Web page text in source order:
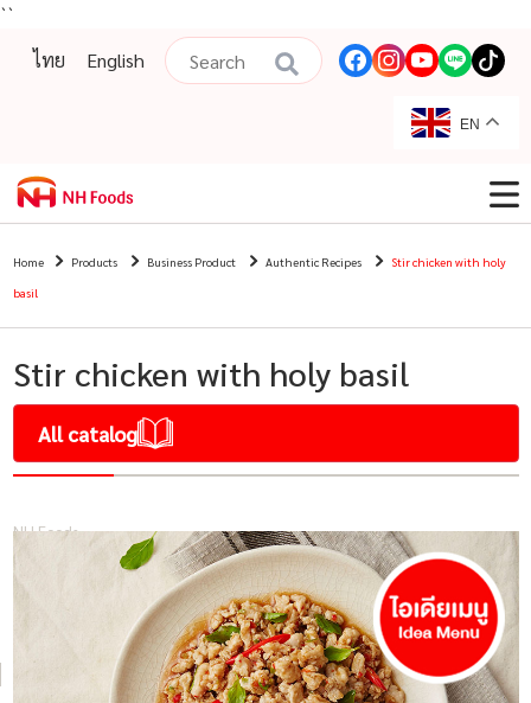
``
ไทย
English
EN
Home Products Business Product Authentic Recipes
Stir chicken with holy
basil
Stir chicken with holy basil
All catalog
NH Foods